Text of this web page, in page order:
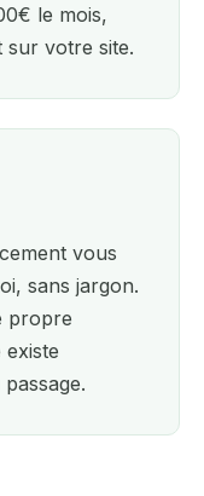
le mois,
sur votre site.
vous
sans jargon.
propre